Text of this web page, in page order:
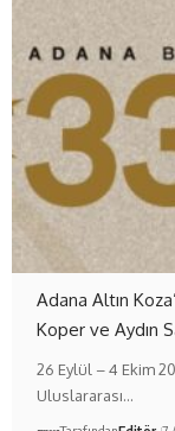
Adana Altın
Koper ve Aydın
26 Eylül – 4 Ekim
Uluslararası…